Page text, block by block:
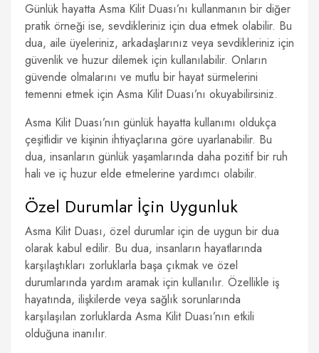
Günlük hayatta Asma Kilit Duası’nı kullanmanın bir diğer
pratik örneği ise, sevdikleriniz için dua etmek olabilir. Bu
dua, aile üyeleriniz, arkadaşlarınız veya sevdikleriniz için
güvenlik ve huzur dilemek için kullanılabilir. Onların
güvende olmalarını ve mutlu bir hayat sürmelerini
temenni etmek için Asma Kilit Duası’nı okuyabilirsiniz.
Asma Kilit Duası’nın günlük hayatta kullanımı oldukça
çeşitlidir ve kişinin ihtiyaçlarına göre uyarlanabilir. Bu
dua, insanların günlük yaşamlarında daha pozitif bir ruh
hali ve iç huzur elde etmelerine yardımcı olabilir.
Özel Durumlar İçin Uygunluk
Asma Kilit Duası, özel durumlar için de uygun bir dua
olarak kabul edilir. Bu dua, insanların hayatlarında
karşılaştıkları zorluklarla başa çıkmak ve özel
durumlarında yardım aramak için kullanılır. Özellikle iş
hayatında, ilişkilerde veya sağlık sorunlarında
karşılaşılan zorluklarda Asma Kilit Duası’nın etkili
olduğuna inanılır.